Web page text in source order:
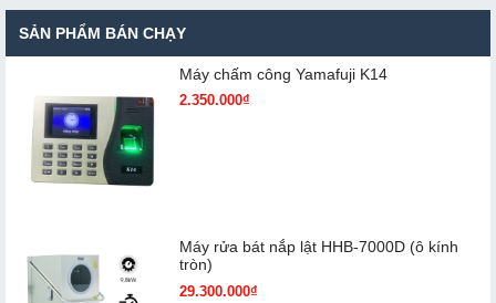
SẢN PHẨM BÁN CHẠY
Máy chấm cô​ng Yamafuji K14
2.350.000₫
Máy rửa bát nắp lật HHB-7000D (ô kính
tròn)
29.300.000₫